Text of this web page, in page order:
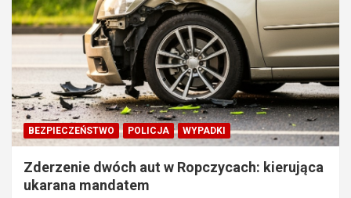
BEZPIECZEŃSTWO POLICJA WYPADKI
Zderzenie dwóch aut w Ropczycach: kierująca
ukarana mandatem